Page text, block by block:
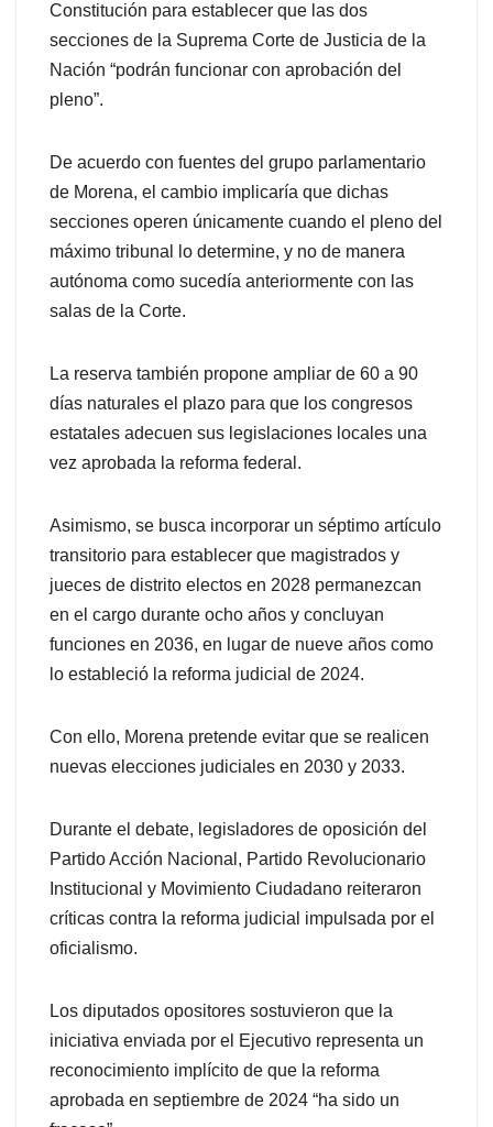
Constitución para establecer que las dos
secciones de la Suprema Corte de Justicia de la
Nación “podrán funcionar con aprobación del
pleno”.
De acuerdo con fuentes del grupo parlamentario
de Morena, el cambio implicaría que dichas
secciones operen únicamente cuando el pleno del
máximo tribunal lo determine, y no de manera
autónoma como sucedía anteriormente con las
salas de la Corte.
La reserva también propone ampliar de 60 a 90
días naturales el plazo para que los congresos
estatales adecuen sus legislaciones locales una
vez aprobada la reforma federal.
Asimismo, se busca incorporar un séptimo artículo
transitorio para establecer que magistrados y
jueces de distrito electos en 2028 permanezcan
en el cargo durante ocho años y concluyan
funciones en 2036, en lugar de nueve años como
lo estableció la reforma judicial de 2024.
Con ello, Morena pretende evitar que se realicen
nuevas elecciones judiciales en 2030 y 2033.
Durante el debate, legisladores de oposición del
Partido Acción Nacional, Partido Revolucionario
Institucional y Movimiento Ciudadano reiteraron
críticas contra la reforma judicial impulsada por el
oficialismo.
Los diputados opositores sostuvieron que la
iniciativa enviada por el Ejecutivo representa un
reconocimiento implícito de que la reforma
aprobada en septiembre de 2024 “ha sido un